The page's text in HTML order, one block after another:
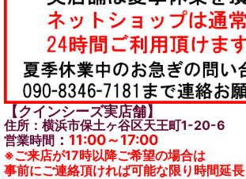
【クインシーズ実店舗】
住所：横浜市保土ヶ谷区天王町1-20-6
営業時間 ： 11:00～17:00
※ご来店が17時以降ご希望の場合は
事前にご連絡頂ければ可能な限り時間延長